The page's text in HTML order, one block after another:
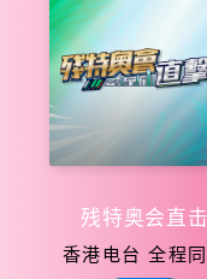
残特奥会直击
香港电台 全程